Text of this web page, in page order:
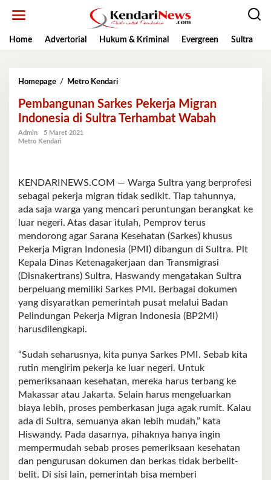
Home
Advertorial Hukum & Kriminal Evergreen Sultra
Homepage / Metro KendariPembangunan
Pekerja
Migran
Indonesia
Pembangunan Sarkes Pekerja Migran
Indonesia di Sultra Terhambat Wabah
Admin
5 Maret 2021
Metro Kendari
KENDARINEWS.COM — Warga Sultra yang berprofesi
sebagai pekerja migran tidak sedikit. Tiap tahunnya,
ada saja warga yang mencari peruntungan berangkat ke
luar negeri. Atas dasar itulah, Pemprov terus
mendorong agar Sarana Kesehatan (Sarkes) khusus
Pekerja Migran Indonesia (PMI) dibangun di Sultra. Plt
Kepala Dinas Ketenagakerjaan dan Transmigrasi
(Disnakertrans) Sultra, Haswandy mengatakan Sultra
berpeluang memiliki Sarkes PMI. Berbagai dokumen
yang disyaratkan pemerintah pusat melalui Badan
Pelindungan Pekerja Migran Indonesia (BP2MI)
harusdilengkapi.
“Sudah seharusnya, kita punya Sarkes PMI. Sebab kita
rutin mengirim pekerja ke luar negeri. Untuk
pemeriksanaan kesehatan, mereka harus terbang ke
Makassar atau Jakarta. Selain harus mengeluarkan
biaya lebih, proses pemberkasan juga agak rumit. Kalau
ada di Sultra, semuanya akan lebih mudah,” kata
Hiswandy. Pada dasarnya, pihaknya hanya ingin
mempermudah sebab proses pemeriksaan kesehatan
dan pengurusan dokumen dan berkas tidak berbelit-
belit. Di sisi lain, pemerintah bisa memberi